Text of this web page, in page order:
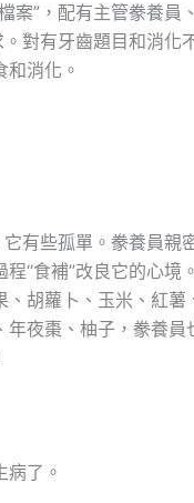
案”，配有主管豢養員
對有牙齒題目和消化
消化。
有些孤單。豢養員親
“食補”改良它的心境
胡蘿卜、玉米、紅薯
夜棗、柚子，豢養員
了。